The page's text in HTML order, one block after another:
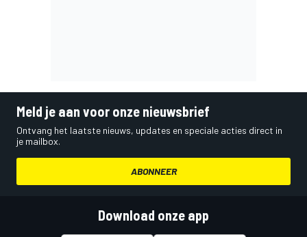
Meld je aan voor onze nieuwsbrief
Ontvang het laatste nieuws, updates en speciale acties direct in
je mailbox.
ABONNEER
Download onze app